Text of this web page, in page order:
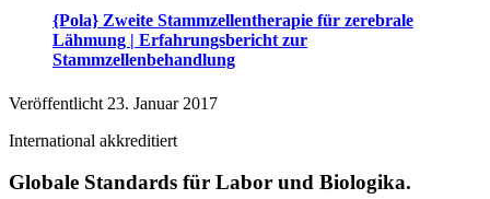
{Pola} Zweite Stammzellentherapie für zerebrale
Lähmung | Erfahrungsbericht zur
Stammzellenbehandlung
Veröffentlicht 23. Januar 2017
International akkreditiert
Globale Standards für Labor und Biologika.